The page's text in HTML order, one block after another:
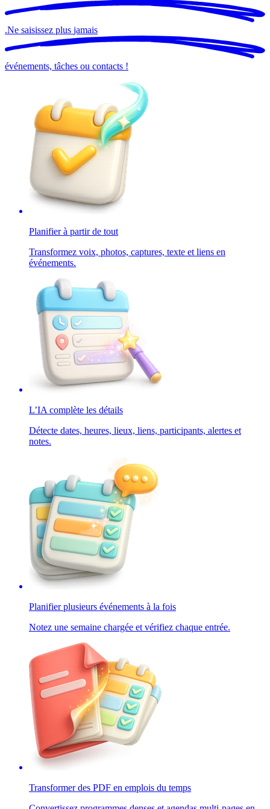
.Ne saisissez plus jamais
événements, tâches ou contacts !
Planifier à partir de tout
Transformez voix, photos, captures, texte et liens en
événements.
L’IA complète les détails
Détecte dates, heures, lieux, liens, participants, alertes et
notes.
Planifier plusieurs événements à la fois
Notez une semaine chargée et vérifiez chaque entrée.
Transformer des PDF en emplois du temps